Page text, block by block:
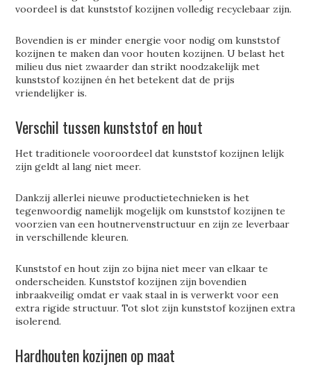
voordeel is dat kunststof kozijnen volledig recyclebaar zijn.
Bovendien is er minder energie voor nodig om kunststof
kozijnen te maken dan voor houten kozijnen. U belast het
milieu dus niet zwaarder dan strikt noodzakelijk met
kunststof kozijnen én het betekent dat de prijs
vriendelijker is.
Verschil tussen kunststof en hout
Het traditionele vooroordeel dat kunststof kozijnen lelijk
zijn geldt al lang niet meer.
Dankzij allerlei nieuwe productietechnieken is het
tegenwoordig namelijk mogelijk om kunststof kozijnen te
voorzien van een houtnervenstructuur en zijn ze leverbaar
in verschillende kleuren.
Kunststof en hout zijn zo bijna niet meer van elkaar te
onderscheiden. Kunststof kozijnen zijn bovendien
inbraakveilig omdat er vaak staal in is verwerkt voor een
extra rigide structuur. Tot slot zijn kunststof kozijnen extra
isolerend.
Hardhouten kozijnen op maat